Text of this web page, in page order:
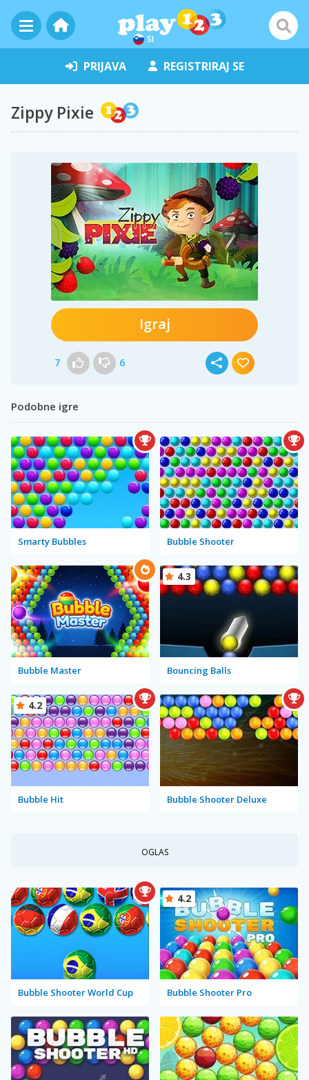
SI
PRIJAVA REGISTRIRAJ SE
Zippy Pixie
Igraj
7 6
Podobne igre
Smarty Bubbles Bubble Shooter
Bubble Master Bouncing Balls
4.3
Bubble Hit
4.2
Bubble Shooter Deluxe
OGLAS
Bubble Shooter World Cup Bubble Shooter Pro
4.2